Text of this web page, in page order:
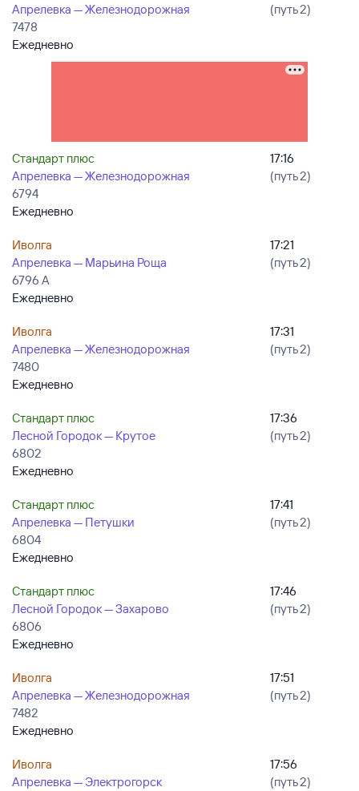
Апрелевка — Железнодорожная
7478
Ежедневно
(путь 2)
Стандарт плюс
Апрелевка — Железнодорожная
6794
Ежедневно
17:16
(путь 2)
Иволга
Апрелевка — Марьина Роща
6796 А
Ежедневно
17:21
(путь 2)
Иволга
Апрелевка — Железнодорожная
7480
Ежедневно
17:31
(путь 2)
Стандарт плюс
Лесной Городок — Крутое
6802
Ежедневно
17:36
(путь 2)
Стандарт плюс
Апрелевка — Петушки
6804
Ежедневно
17:41
(путь 2)
Стандарт плюс
Лесной Городок — Захарово
6806
Ежедневно
17:46
(путь 2)
Иволга
Апрелевка — Железнодорожная
7482
Ежедневно
17:51
(путь 2)
Иволга
Апрелевка — Электрогорск
17:56
(путь 2)